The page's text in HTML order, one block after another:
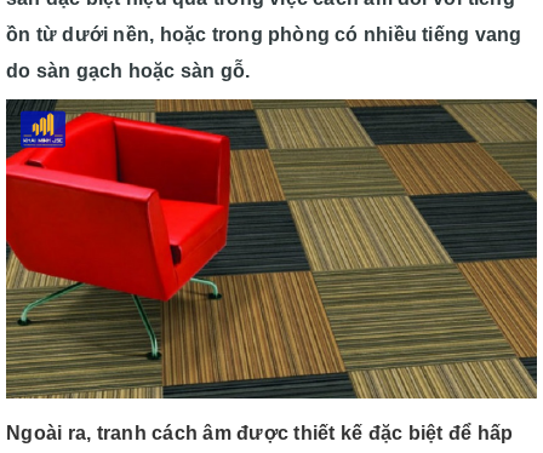
ồn từ dưới nền, hoặc trong phòng có nhiều tiếng vang
do sàn gạch hoặc sàn gỗ.
Ngoài ra, tranh cách âm được thiết kế đặc biệt để hấp